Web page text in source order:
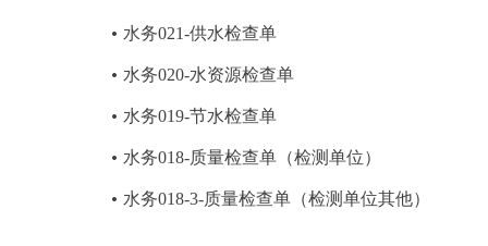
水务021-供水检查单
水务020-水资源检查单
水务019-节水检查单
水务018-质量检查单（检测单位）
水务018-3-质量检查单（检测单位其他）